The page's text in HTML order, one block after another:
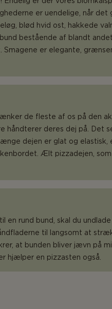
er uendelige, når det
blød hvid ost, hakkede
bestående af blandt
Smagene er elegante,
de fleste af os på den
håndterer deres dej på. Det
dejen er glat og elastisk,
Ælt pizzadejen,
en rund bund, skal du
til langsomt at
at bunden bliver jævn på
hjælper en pizzasten også.